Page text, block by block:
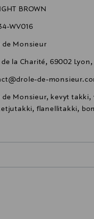
BROWN
WV016
de Monsieur
la Charité, 69002
de-
de Monsieur, kevyt
flanellitakki,